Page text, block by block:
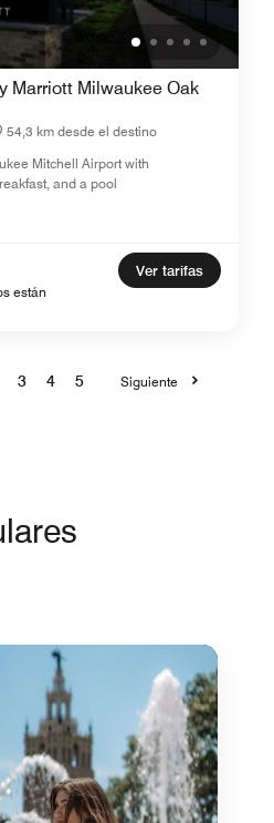
Marriott Milwaukee Oak
54,3 km desde el destino
Mitchell Airport with
and a pool
están
Ver tarifas
3 4 5 Siguiente